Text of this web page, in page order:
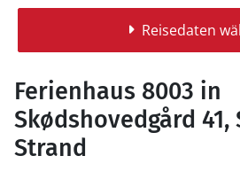
Reisedaten
Ferienhaus 8003 in
Skødshovedgård 41,
Strand